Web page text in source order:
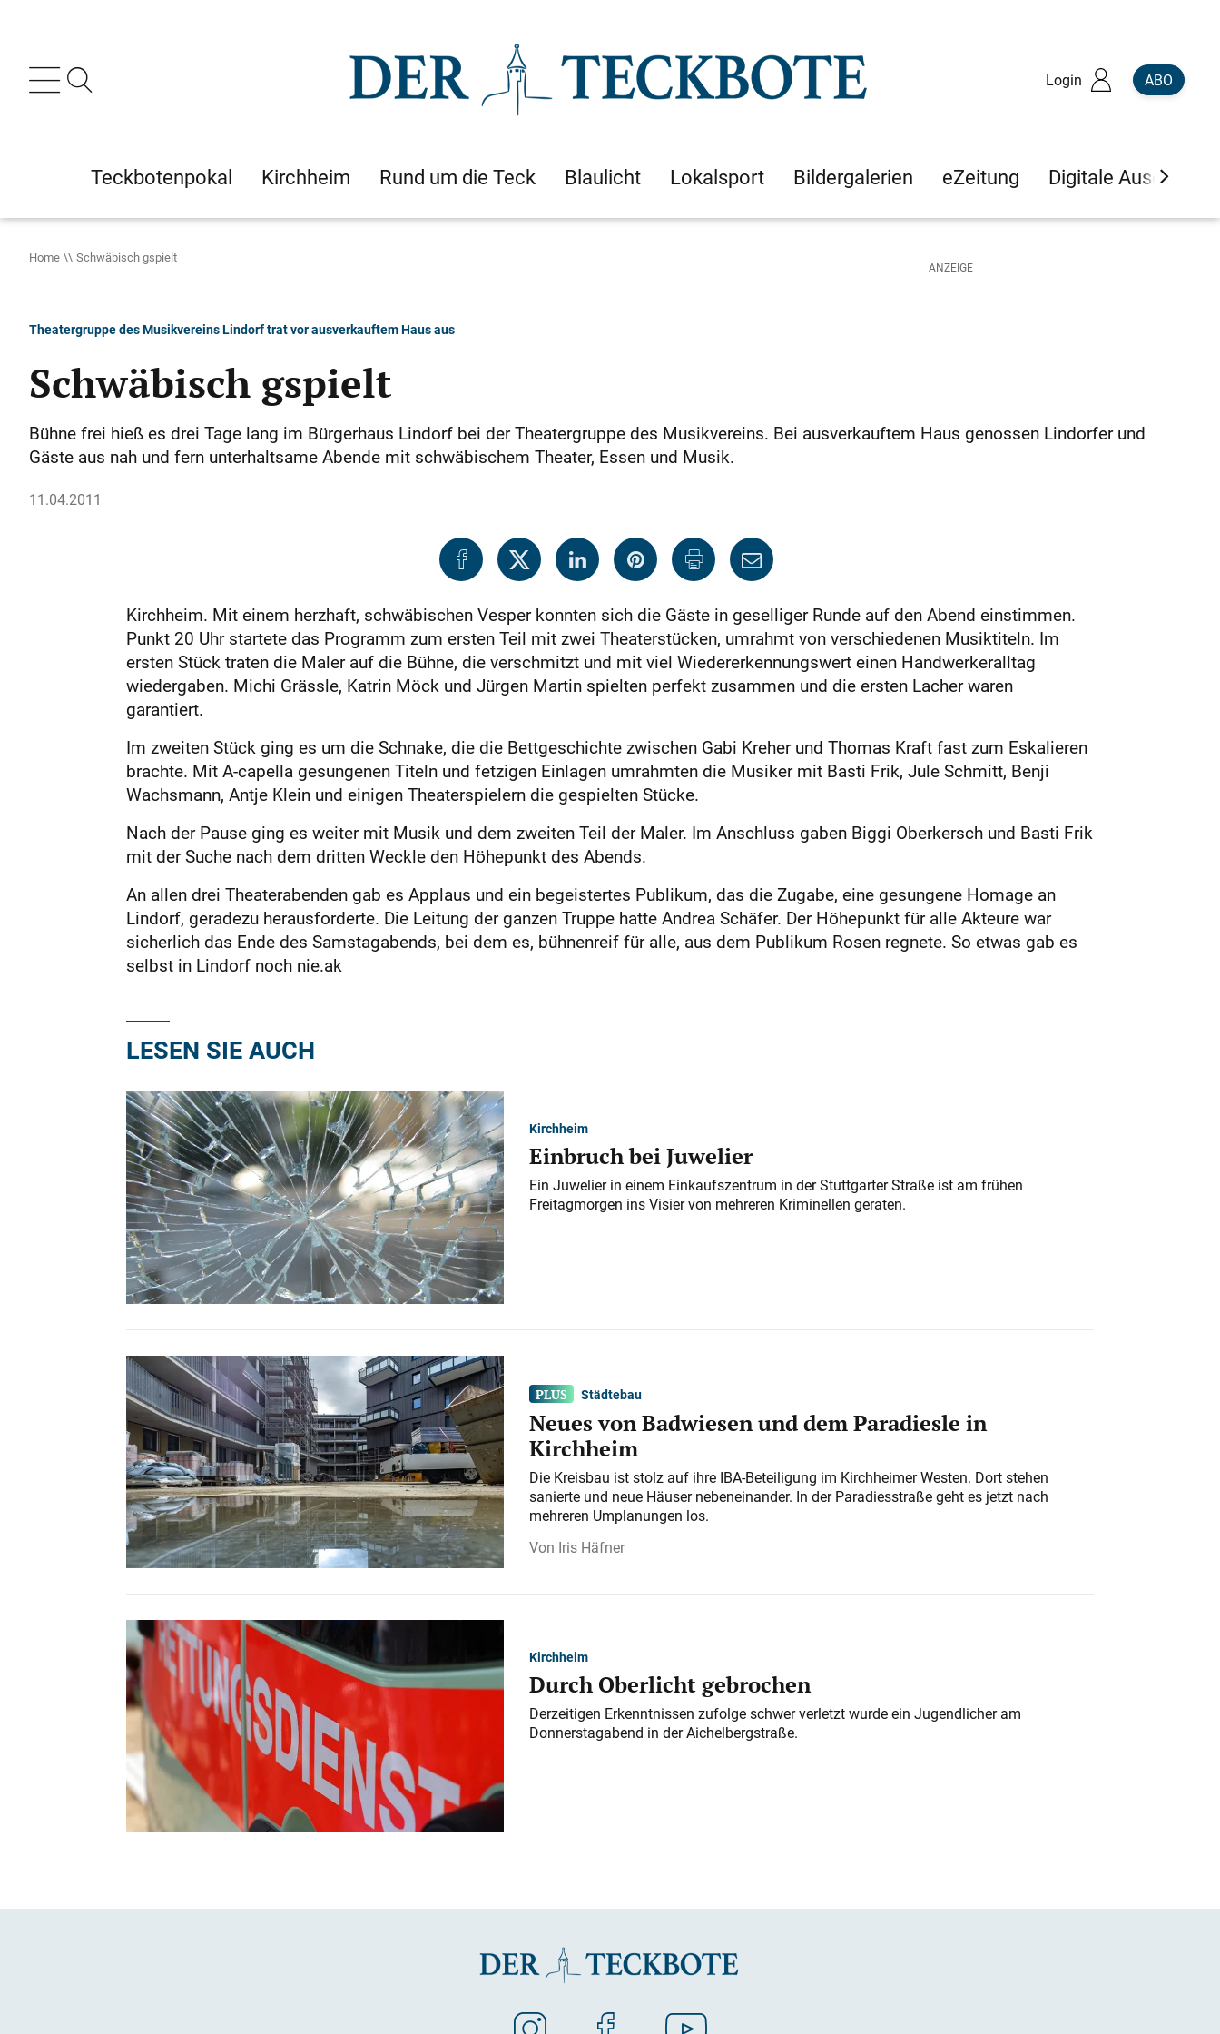
Login ABO
Teckbotenpokal Kirchheim Rund um die Teck Blaulicht Lokalsport Bildergalerien eZeitung Digitale Ausgaben
Home Schwäbisch gspielt
Theatergruppe des Musikvereins Lindorf trat vor ausverkauftem Haus aus
Schwäbisch gspielt
Bühne frei hieß es drei Tage lang im Bürgerhaus Lindorf bei der Theatergruppe des Musikvereins. Bei ausverkauftem Haus genossen Lindorfer und
Gäste aus nah und fern unterhaltsame Abende mit schwäbischem Theater, Essen und Musik.
11.04.2011
Kirchheim. Mit einem herzhaft, schwäbischen Vesper konnten sich die Gäste in geselliger Runde auf den Abend einstimmen.
Punkt 20 Uhr startete das Programm zum ersten Teil mit zwei Theaterstücken, umrahmt von verschiedenen Musiktiteln. Im
ersten Stück traten die Maler auf die Bühne, die verschmitzt und mit viel Wiedererkennungswert einen Handwerkeralltag
wiedergaben. Michi Grässle, Katrin Möck und Jürgen Martin spielten perfekt zusammen und die ersten Lacher waren
garantiert.
Im zweiten Stück ging es um die Schnake, die die Bettgeschichte zwischen Gabi Kreher und Thomas Kraft fast zum Eskalieren
brachte. Mit A-capella gesungenen Titeln und fetzigen Einlagen umrahmten die Musiker mit Basti Frik, Jule Schmitt, Benji
Wachsmann, Antje Klein und einigen Theaterspielern die gespielten Stücke.
Nach der Pause ging es weiter mit Musik und dem zweiten Teil der Maler. Im Anschluss gaben Biggi Oberkersch und Basti Frik
mit der Suche nach dem dritten Weckle den Höhepunkt des Abends.
An allen drei Theaterabenden gab es Applaus und ein begeistertes Publikum, das die Zugabe, eine gesungene Homage an
Lindorf, geradezu herausforderte. Die Leitung der ganzen Truppe hatte Andrea Schäfer. Der Höhepunkt für alle Akteure war
sicherlich das Ende des Samstagabends, bei dem es, bühnenreif für alle, aus dem Publikum Rosen regnete. So etwas gab es
selbst in Lindorf noch nie.ak
LESEN SIE AUCH
Kirchheim
Einbruch bei Juwelier
Ein Juwelier in einem Einkaufszentrum in der Stuttgarter Straße ist am frühen
Freitagmorgen ins Visier von mehreren Kriminellen geraten.
Städtebau
Neues von Badwiesen und dem Paradiesle in
Kirchheim
Die Kreisbau ist stolz auf ihre IBA-Beteiligung im Kirchheimer Westen. Dort stehen
sanierte und neue Häuser nebeneinander. In der Paradiesstraße geht es jetzt nach
mehreren Umplanungen los.
Iris Häfner
Kirchheim
Durch Oberlicht gebrochen
Derzeitigen Erkenntnissen zufolge schwer verletzt wurde ein Jugendlicher am
Donnerstagabend in der Aichelbergstraße.